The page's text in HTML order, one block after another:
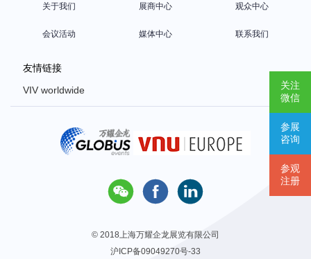
关注
微信
参展
咨询
参观
注册
关于我们 展商中心 观众中心
会议活动 媒体中心 联系我们
友情链接
VIV worldwide
Poultry Africa
  
© 2018上海万耀企龙展览有限公司
沪ICP备09049270号-33